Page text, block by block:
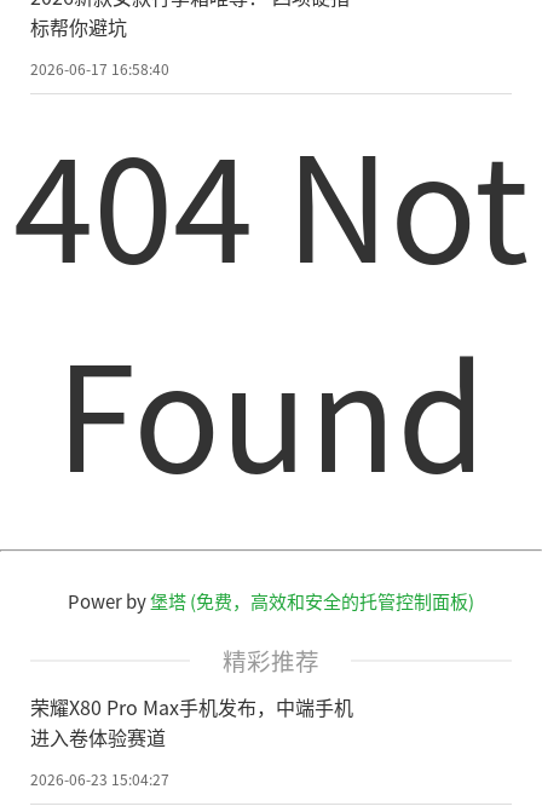
标帮你避坑
2026-06-17 16:58:40
404 Not
Found
Power by堡塔 (免费，高效和安全的托管控制面板)
精彩推荐
荣耀X80 Pro Max手机发布，中端手机
进入卷体验赛道
2026-06-23 15:04:27